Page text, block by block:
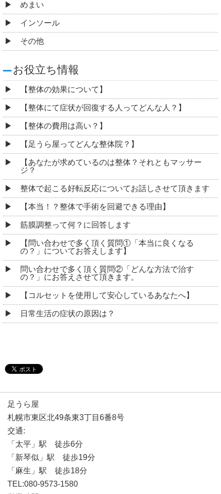
めまい
インソール
その他
お役立ち情報
【整体の効果について】
【整体にて症状が回復する人ってどんな人？】
【整体の費用は高い？】
【足うら屋ってどんな整体院？】
【あなたが求めているのは整体？それともマッサー
ジ？
整体で起こる好転反応についてお話しさせて頂きます
【本当！？整体で手術を回避できる理由】
筋膜調整って何？に回答します
【問い合わせで多く頂く質問①「本当に良くなる
の？」についてお答えします】
問い合わせで多く頂く質問②「どんな方法で治す
の？」にお答えさせて頂きます。
【コルセットを使用して安心しているあなたへ】
日常生活の症状の原因は？
足うら屋
札幌市東区北49条東3丁目6番8号
交通:
「太平」駅 徒歩6分
「新琴似」駅 徒歩19分
「麻生」駅 徒歩18分
TEL:080-9573-1580